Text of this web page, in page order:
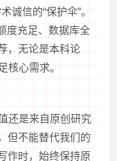
诚信的“保护伞”。
度充足、数据库全
，无论是本科论
核心需求。
还是来自原创研究
但不能替代我们的
作时，始终保持原